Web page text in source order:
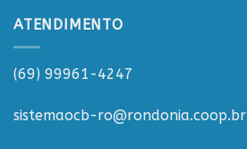
ATENDIMENTO
(69) 99961-4247
sistemaocb-ro@rondonia.coop.br